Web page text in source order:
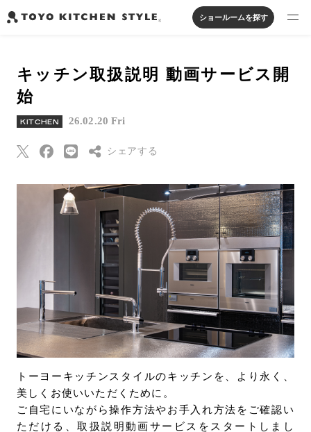
オープンキッチン
アイランドキッチン
ペニンシュラキッチン
セパレートキッチン
並列型キッチン
システムキッチン
家具・照明・タイル
バス・洗面
実例から探す
オンラインストア
カタログを見る
よくあるご質問
お問い合わせ
サポート
EN
CN
ショールームを探す
キッチン取扱説明 動画サービス開
始
KITCHEN 26.02.20 Fri
シェアする
Threads
Pinterest
はてなブックマー
Eメールで送信
URLをコピー
トーヨーキッチンスタイルのキッチンを、より永く、
美しくお使いいただくために。
ご自宅にいながら操作方法やお手入れ方法をご確認い
ただける、取扱説明動画サービスをスタートしまし